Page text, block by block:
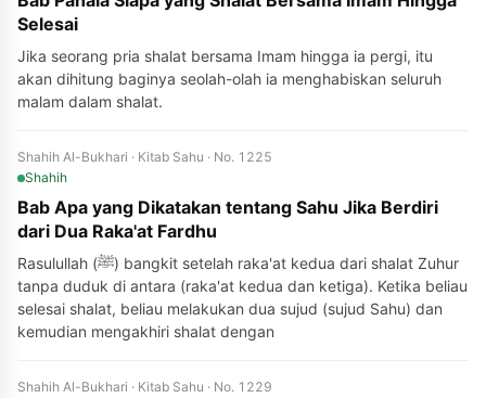
Selesai
Jika seorang pria shalat bersama Imam hingga ia pergi, itu
akan dihitung baginya seolah-olah ia menghabiskan seluruh
malam dalam shalat.
Shahih Al-Bukhari · Kitab Sahu · No. 1225
Shahih
Bab Apa yang Dikatakan tentang Sahu Jika Berdiri
dari Dua Raka'at Fardhu
Rasulullah (ﷺ) bangkit setelah raka'at kedua dari shalat Zuhur
tanpa duduk di antara (raka'at kedua dan ketiga). Ketika beliau
selesai shalat, beliau melakukan dua sujud (sujud Sahu) dan
kemudian mengakhiri shalat dengan
Shahih Al-Bukhari · Kitab Sahu · No. 1229